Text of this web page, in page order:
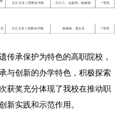
传承保护为特色的高职院校，
与创新的办学特色，积极探索
获奖充分体现了我校在推动职
新实践和示范作用。